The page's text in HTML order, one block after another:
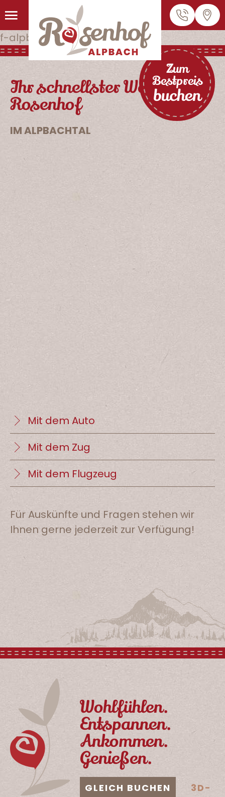
MENÜ
Zum
Bestpreis
buchen
Ihr schnellster Weg zum
Rosenhof
IM ALPBACHTAL
Mit dem Auto
Mit dem Zug
Mit dem Flugzeug
Für Auskünfte und Fragen stehen wir
Ihnen gerne jederzeit zur Verfügung!
Wohlfühlen.
Entspannen.
Ankommen.
Genießen.
GLEICH BUCHEN
3D-